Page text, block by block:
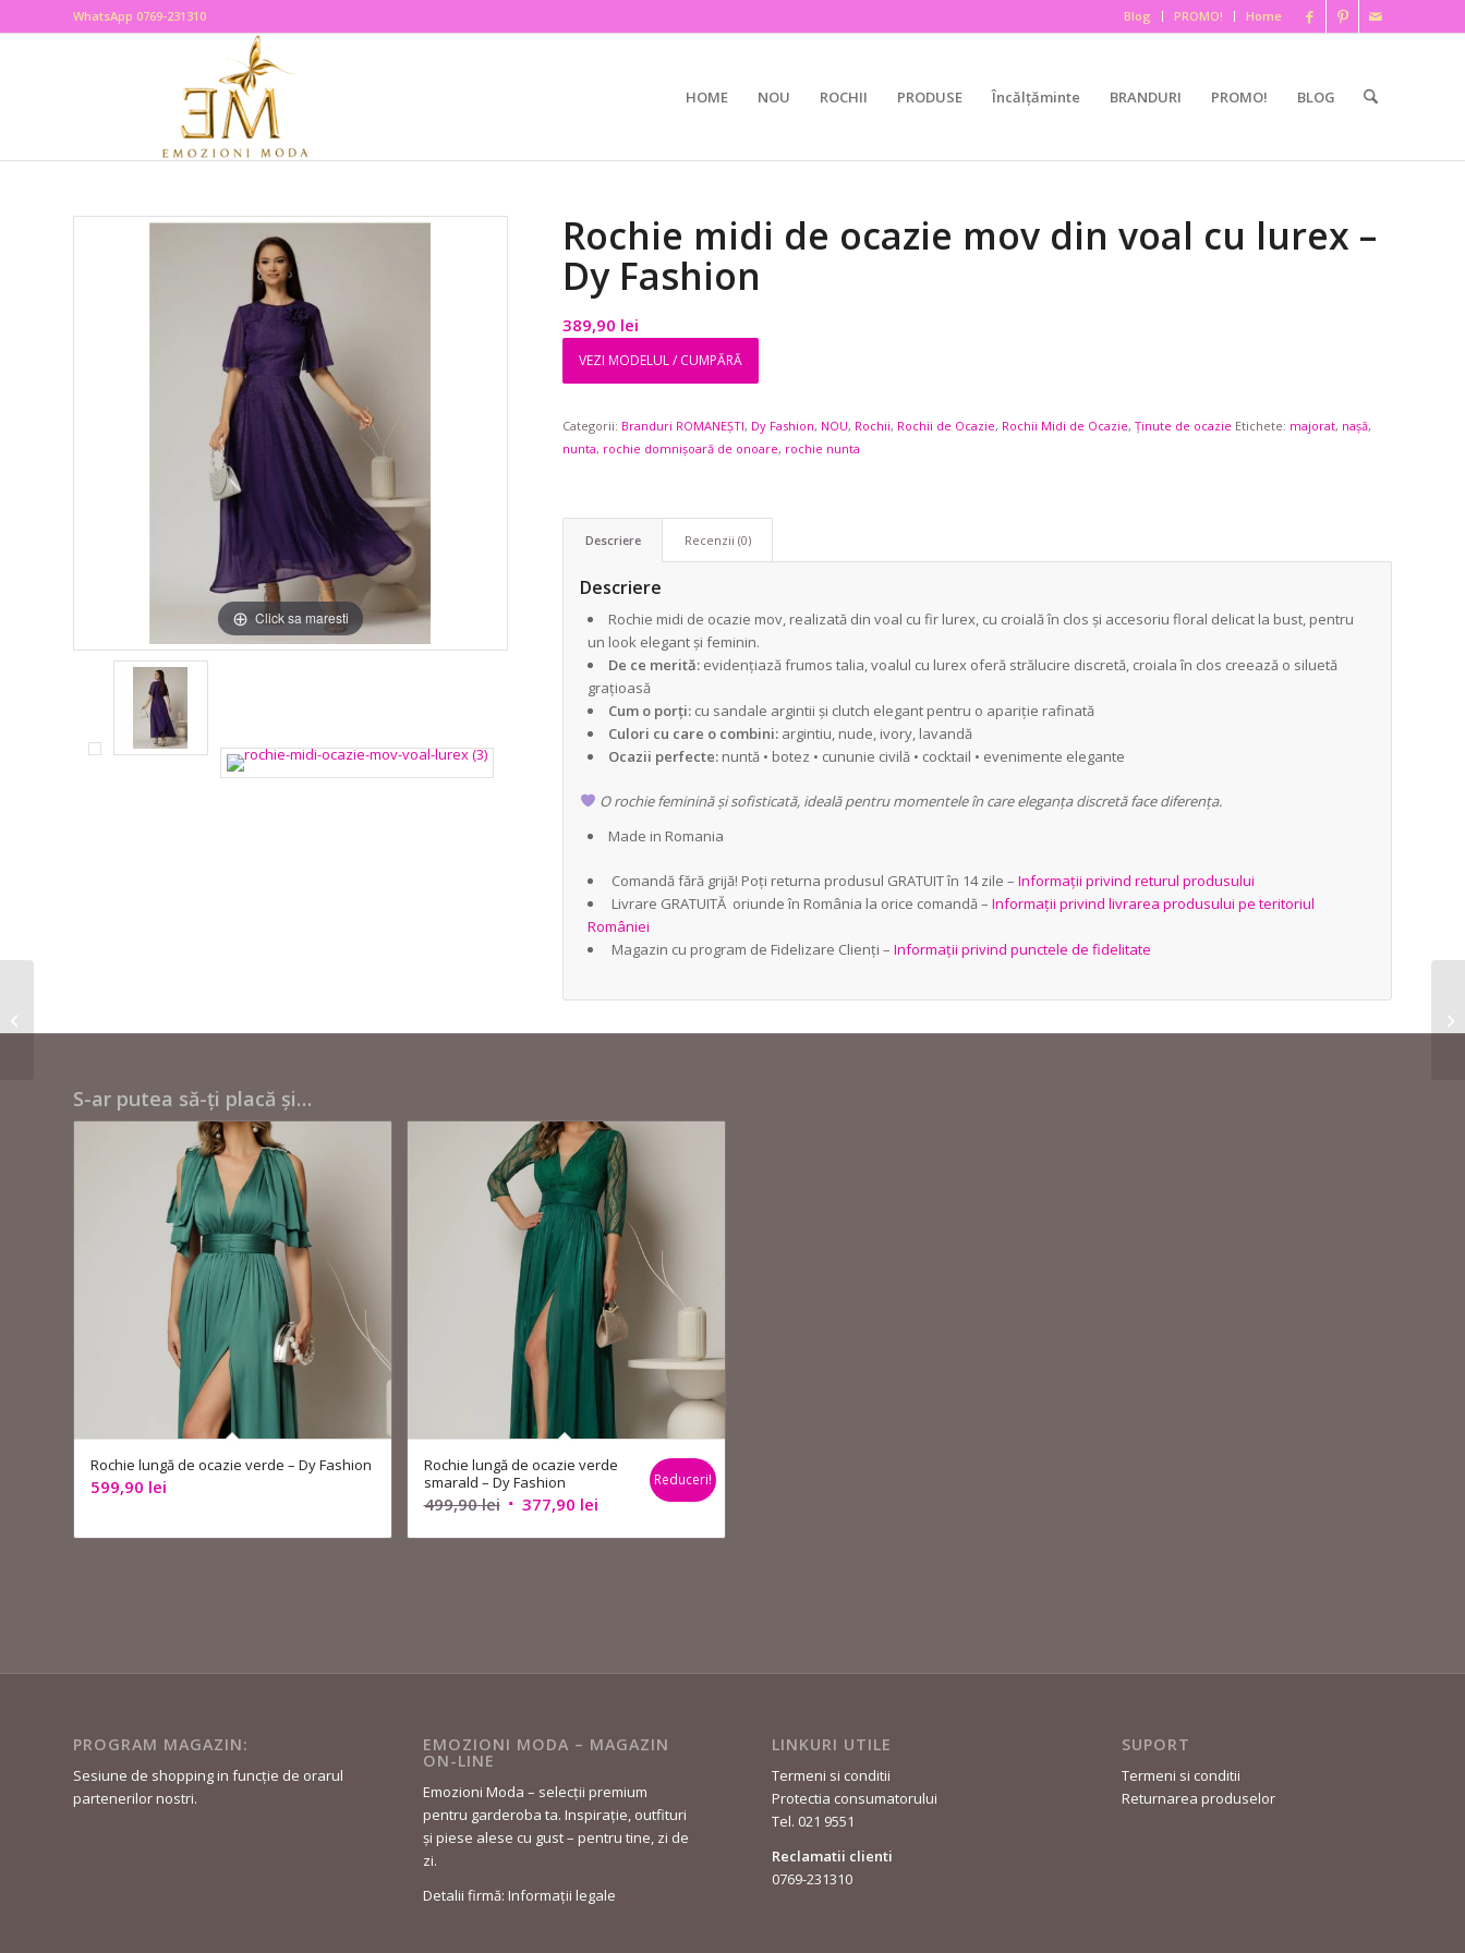
Blog PROMO! Home
WhatsApp 0769-231310
HOME NOU ROCHII PRODUSE Încălțăminte BRANDURI PROMO! BLOG
Click sa maresti
Rochie midi de ocazie mov din voal cu lurex –
Dy Fashion
389,90 lei
VEZI MODELUL / CUMPĂRĂ
Categorii: Branduri ROMANEȘTI, Dy Fashion, NOU, Rochii, Rochii de Ocazie, Rochii Midi de Ocazie,Ținute de ocazie Etichete: majorat, nașă,
nunta, rochie domnișoară de onoare, rochie nunta
Descriere Recenzii (0)
Descriere
Rochie midi de ocazie mov, realizată din voal cu fir lurex, cu croială în clos și accesoriu floral delicat la bust, pentru
un look elegant și feminin.
De ce merită: evidențiază frumos talia, voalul cu lurex oferă strălucire discretă, croiala în clos creează o siluetă
grațioasă
Cum o porți: cu sandale argintii și clutch elegant pentru o apariție rafinată
Culori cu care o combini: argintiu, nude, ivory, lavandă
Ocazii perfecte: nuntă • botez • cununie civilă • cocktail • evenimente elegante
O rochie feminină și sofisticată, ideală pentru momentele în care eleganța discretă face diferența.
Made in Romania
Comandă fără grijă! Poți returna produsul GRATUIT în 14 zile – Informații privind returul produsului
Livrare GRATUITĂ oriunde în România la orice comandă –Informații privind livrarea produsului pe teritoriul
României
Magazin cu program de Fidelizare Clienți –Informații privind punctele de fidelitate
S-ar putea să-ți placă și…
Rochie lungă de ocazie verde – Dy Fashion
599,90 lei
Rochie lungă de ocazie verde
smarald – Dy Fashion
499,90lei Prețul
377,90 leiPrețul
Reduceri!
PROGRAM MAGAZIN:
Sesiune de shopping in funcție de orarul
partenerilor nostri.
EMOZIONI MODA – MAGAZIN
ON-LINE
Emozioni Moda – selecții premium
pentru garderoba ta. Inspirație, outfituri
și piese alese cu gust – pentru tine, zi de
zi.
Detalii firmă: Informații legale
LINKURI UTILE
Termeni si conditii
Protectia consumatorului
Tel. 021 9551
Reclamatii clienti
0769-231310
SUPORT
Termeni si conditii
Returnarea produselor
roșie – Dy Fashion